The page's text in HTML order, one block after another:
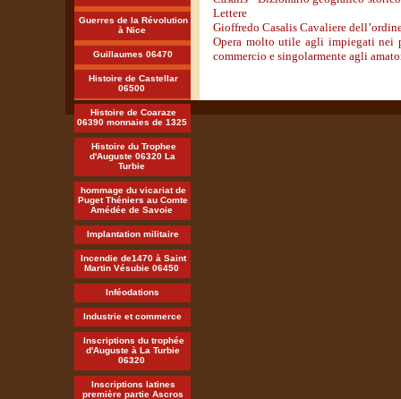
Guerres de la Révolution
à Nice
Guillaumes 06470
Histoire de Castellar
06500
Histoire de Coaraze
06390 monnaies de 1325
Histoire du Trophee
d'Auguste 06320 La
Turbie
hommage du vicariat de
Puget Théniers au Comte
Amédée de Savoie
Implantation militaire
Incendie de1470 à Saint
Martin Vésubie 06450
Inféodations
Industrie et commerce
Inscriptions du trophée
d'Auguste à La Turbie
06320
Inscriptions latines
première partie Ascros
Lettere
Gioffredo Casalis Cavaliere
Opera molto utile agli impiegati
commercio e singolarmente agli